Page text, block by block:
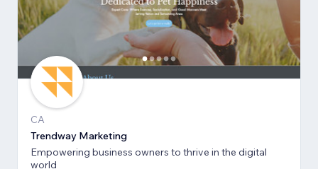
CA
Trendway Marketing
Empowering business owners to thrive in the digital
world